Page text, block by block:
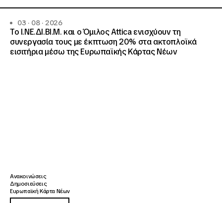
03 · 08 · 2026
Το Ι.ΝΕ.ΔΙ.ΒΙ.Μ. και o Όμιλος Attica ενισχύουν τη
συνεργασία τους με έκπτωση 20% στα ακτοπλοϊκά
εισιτήρια μέσω της Ευρωπαϊκής Κάρτας Νέων
Ανακοινώσεις
Δημοσιεύσεις
Ευρωπαϊκή Κάρτα Νέων